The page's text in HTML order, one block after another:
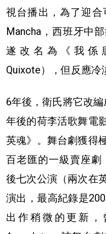
視台播出，為了迎
Mancha，西班牙中
遂改名為《我係
Quixote），但反應冷
6年後，衛氏將它改
年後的荷李活歌舞電
英魂》。舞台劇獲得
百老匯的一級賣座劇
後七次公演（兩次在
演出，最高紀錄是
出作稍微的更新，